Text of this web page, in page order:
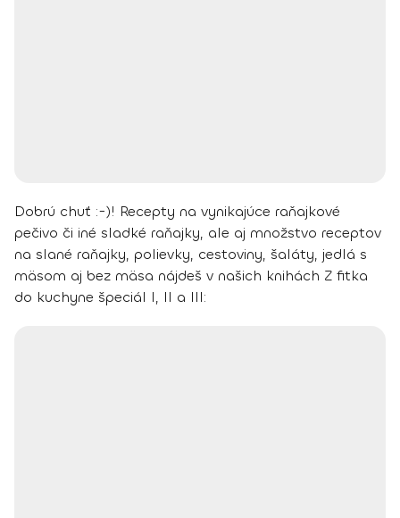
Dobrú chuť :-)! Recepty na vynikajúce raňajkové
pečivo či iné sladké raňajky, ale aj množstvo receptov
na slané raňajky, polievky, cestoviny, šaláty, jedlá s
mäsom aj bez mäsa nájdeš v našich knihách Z fitka
do kuchyne špeciál I, II a III: